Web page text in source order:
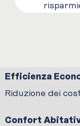
Efficienza
Riduzione dei
Confort